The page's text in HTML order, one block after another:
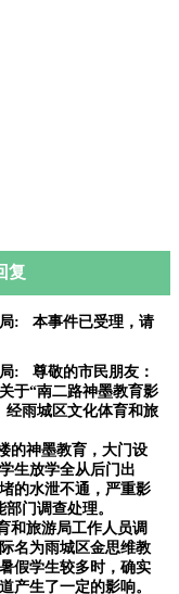
复
局: 本事件已受理，请
局: 尊敬的市民朋友：
于“南二路神墨教育影
经雨城区文化体育和旅
的神墨教育，大门设
生放学全从后门出
的水泄不通，严重影
门调查处理。
和旅游局工作人员调
名为雨城区金思维教
假学生较多时，确实
产生了一定的影响。